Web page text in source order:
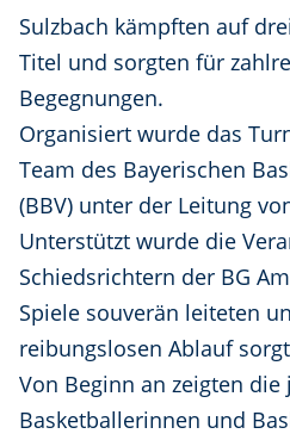
Sulzbach kämpften auf
Titel und sorgten für
Begegnungen.
Organisiert wurde das
Team des Bayerischen
(BBV) unter der Leitung
Unterstützt wurde die
Schiedsrichtern der BG
Spiele souverän leiteten
reibungslosen Ablauf
Von Beginn an zeigten die
Basketballerinnen und